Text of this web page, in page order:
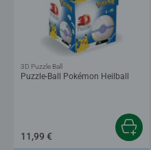
Puzzle-Ball Pokémon Heilball
3D Puzzle Ball
11,99 €